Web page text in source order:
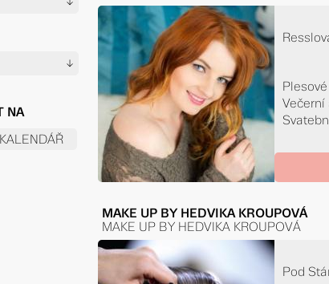
NA
KALENDÁŘ
MAKE UP BY HEDVIKA KROUPOVÁ
MAKE UP BY HEDVIKA KROUPOVÁ
Pod